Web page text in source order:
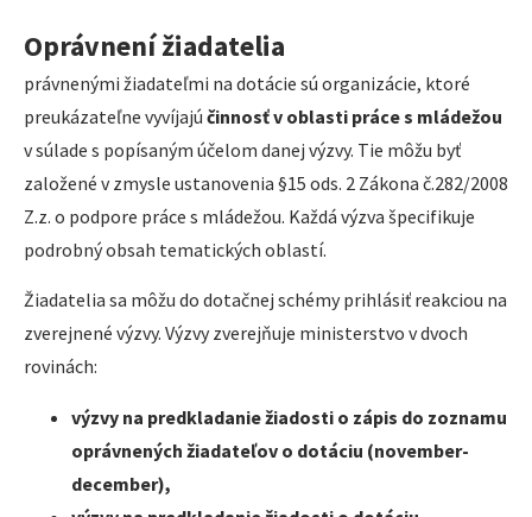
Oprávnení žiadatelia
právnenými žiadateľmi na dotácie sú organizácie, ktoré
preukázateľne vyvíjajú činnosť v oblasti práce s mládežou
v súlade s popísaným účelom danej výzvy. Tie môžu byť
založené v zmysle ustanovenia §15 ods. 2 Zákona č.282/2008
Z.z. o podpore práce s mládežou. Každá výzva špecifikuje
podrobný obsah tematických oblastí.
Žiadatelia sa môžu do dotačnej schémy prihlásiť reakciou na
zverejnené výzvy. Výzvy zverejňuje ministerstvo v dvoch
rovinách:
výzvy na predkladanie žiadosti o zápis do zoznamu
oprávnených žiadateľov o dotáciu (november-
december),